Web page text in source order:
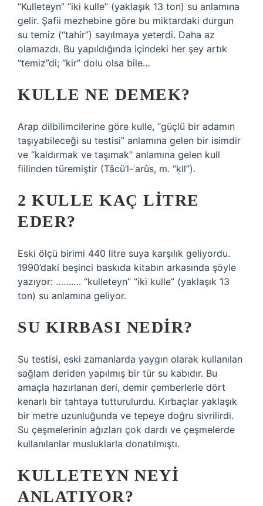
“Kulleteyn” “iki kulle” (yaklaşık 13 ton) su anlamına
gelir. Şafii mezhebine göre bu miktardaki durgun
su temiz (“tahir”) sayılmaya yeterdi. Daha az
olamazdı. Bu yapıldığında içindeki her şey artık
“temiz”di; “kir” dolu olsa bile…
KULLE NE DEMEK?
Arap dilbilimcilerine göre kulle, “güçlü bir adamın
taşıyabileceği su testisi” anlamına gelen bir isimdir
ve “kaldırmak ve taşımak” anlamına gelen kull
fiilinden türemiştir (Tâcü’l-ʿarûs, m. “ḳll”).
2 KULLE KAÇ LITRE
EDER?
Eski ölçü birimi 440 litre suya karşılık geliyordu.
1990’daki beşinci baskıda kitabın arkasında şöyle
yazıyor: ………. “kulleteyn” “iki kulle” (yaklaşık 13
ton) su anlamına geliyor.
SU KIRBASI NEDIR?
Su testisi, eski zamanlarda yaygın olarak kullanılan
sağlam deriden yapılmış bir tür su kabıdır. Bu
amaçla hazırlanan deri, demir çemberlerle dört
kenarlı bir tahtaya tutturulurdu. Kırbaçlar yaklaşık
bir metre uzunluğunda ve tepeye doğru sivrilirdi.
Su çeşmelerinin ağızları çok dardı ve çeşmelerde
kullanılanlar musluklarla donatılmıştı.
KULLETEYN NEYI
ANLATIYOR?